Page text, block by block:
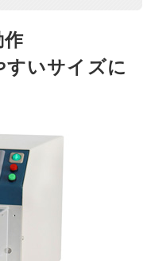
作
すいサイズに